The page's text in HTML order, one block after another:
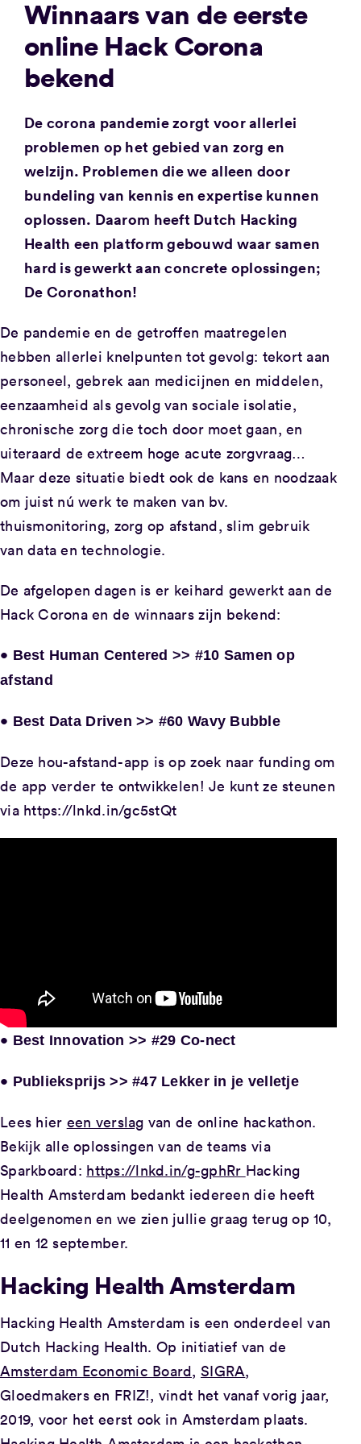
Winnaars van de eerste
online Hack Corona
bekend
De corona pandemie zorgt voor allerlei
problemen op het gebied van zorg en
welzijn. Problemen die we alleen door
bundeling van kennis en expertise kunnen
oplossen. Daarom heeft Dutch Hacking
Health een platform gebouwd waar samen
hard is gewerkt aan concrete oplossingen;
De Coronathon!
De pandemie en de getroffen maatregelen
hebben allerlei knelpunten tot gevolg: tekort aan
personeel, gebrek aan medicijnen en middelen,
eenzaamheid als gevolg van sociale isolatie,
chronische zorg die toch door moet gaan, en
uiteraard de extreem hoge acute zorgvraag…
Maar deze situatie biedt ook de kans en noodzaak
om juist nú werk te maken van bv.
thuismonitoring, zorg op afstand, slim gebruik
van data en technologie.
De afgelopen dagen is er keihard gewerkt aan de
Hack Corona en de winnaars zijn bekend:
• Best Human Centered >> #10 Samen op
afstand
• Best Data Driven >> #60 Wavy Bubble
Deze hou-afstand-app is op zoek naar funding om
de app verder te ontwikkelen! Je kunt ze steunen
via https://lnkd.in/gc5stQt
• Best Innovation >> #29 Co-nect
• Publieksprijs >> #47 Lekker in je velletje
Lees hier een verslag van de online hackathon.
Bekijk alle oplossingen van de teams via
Sparkboard: https://lnkd.in/g-gphRr Hacking
Health Amsterdam bedankt iedereen die heeft
deelgenomen en we zien jullie graag terug op 10,
11 en 12 september.
Hacking Health Amsterdam
Hacking Health Amsterdam is een onderdeel van
Dutch Hacking Health. Op initiatief van de
Amsterdam Economic Board, SIGRA,
Gloedmakers en FRIZ!, vindt het vanaf vorig jaar,
2019, voor het eerst ook in Amsterdam plaats.